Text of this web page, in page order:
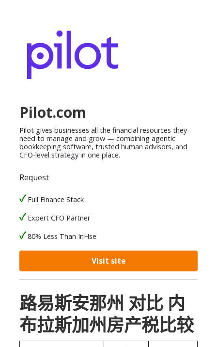
Pilot.com
Pilot gives businesses all the financial resources they
need to manage and grow — combining agentic
bookkeeping software, trusted human advisors, and
CFO-level strategy in one place.
Request
Full Finance Stack
Expert CFO Partner
80% Less Than InHse
Visit site
路易斯安那州 对比 内
布拉斯加州房产税比较